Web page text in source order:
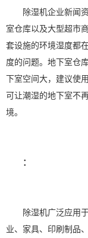
除湿机企业新闻
室仓库以及大型超市
套设施的环境湿度都
度的问题。地下室仓
下室空间大，建议使
可让潮湿的地下室不
境。
：
除湿机广泛应用
业、家具、 印刷制品